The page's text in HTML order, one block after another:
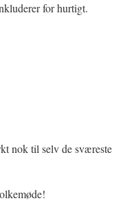
for hurtigt.
nok til selv de sværeste